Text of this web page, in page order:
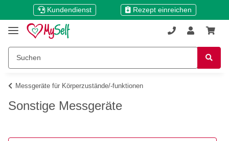
Kundendienst Rezept einreichen
Messgeräte für Körperzustände/-funktionen
Sonstige Messgeräte